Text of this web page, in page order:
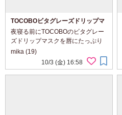
TOCOBOビタグレーズドリップマ
スク
夜寝る前にTOCOBOのビタグレー
ズドリップマスクを唇にたっぷり
塗ってみました。手に取るとトロ
ッとしたテクスチャーで、唇にの
せるとすぐになじんでべたつか
mika (19)
10/3 (金) 16:58